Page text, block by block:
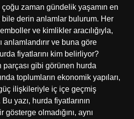
çoğu zaman gündelik yaşamın en
bile derin anlamlar bulurum. Her
ve kimlikler aracılığıyla,
ve buna göre
fiyatlarını kim belirliyor?
parçası gibi görünen hurda
toplumların ekonomik yapıları,
ilişkileriyle iç içe geçmiş
yazı, hurda fiyatlarının
olmadığını, aynı